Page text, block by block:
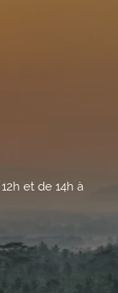
et de 14h à